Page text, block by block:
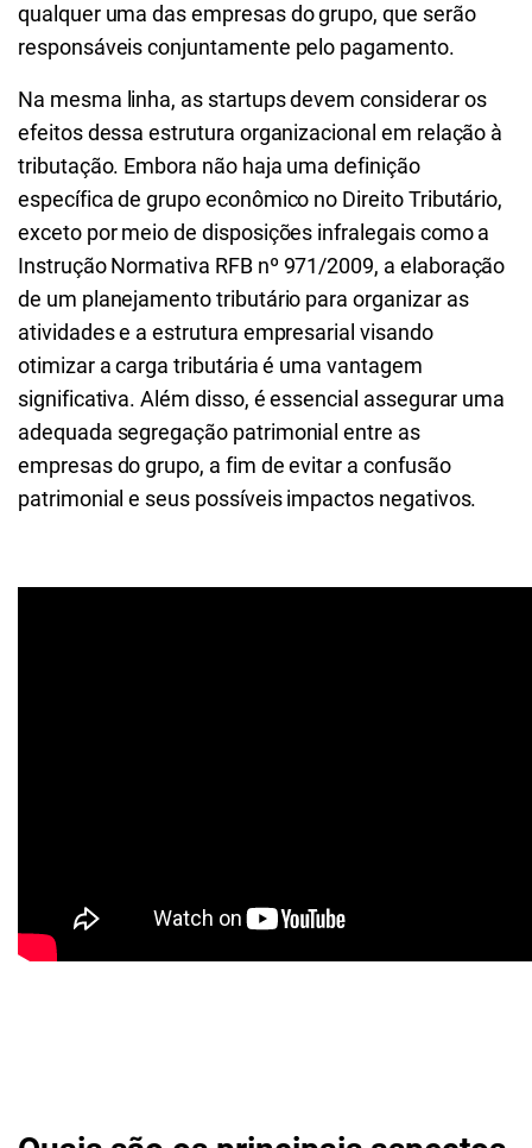
qualquer uma das empresas do grupo, que serão
responsáveis conjuntamente pelo pagamento.
Na mesma linha, as startups devem considerar os
efeitos dessa estrutura organizacional em relação à
tributação. Embora não haja uma definição
específica de grupo econômico no Direito Tributário,
exceto por meio de disposições infralegais como a
Instrução Normativa RFB nº 971/2009, a elaboração
de um planejamento tributário para organizar as
atividades e a estrutura empresarial visando
otimizar a carga tributária é uma vantagem
significativa. Além disso, é essencial assegurar uma
adequada segregação patrimonial entre as
empresas do grupo, a fim de evitar a confusão
patrimonial e seus possíveis impactos negativos.